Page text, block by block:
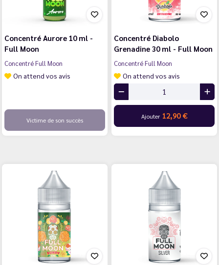
Concentré Aurore 10 ml -
Full Moon
Concentré Full Moon
On attend vos avis
Victime de son succès
Concentré Diabolo
Grenadine 30 ml - Full Moon
Concentré Full Moon
On attend vos avis
Ajouter 12,90 €